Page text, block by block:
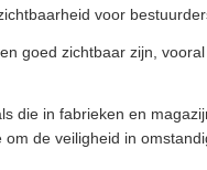
voor
goed zichtbaar zijn,
die in fabrieken en
de veiligheid in